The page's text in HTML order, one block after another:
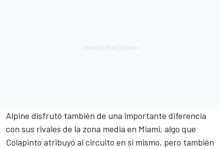
Alpine disfrutó también de una importante diferencia
con sus rivales de la zona media en Miami, algo que
Colapinto atribuyó al circuito en si mismo, pero también